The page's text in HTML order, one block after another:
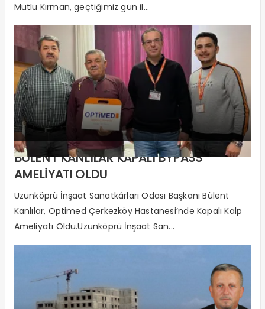
Mutlu Kırman, geçtiğimiz gün il...
BÜLENT KANLILAR KAPALI BYPASS
AMELİYATI OLDU
Uzunköprü İnşaat Sanatkârları Odası Başkanı Bülent
Kanlılar, Optimed Çerkezköy Hastanesi’nde Kapalı Kalp
Ameliyatı Oldu.Uzunköprü İnşaat San...